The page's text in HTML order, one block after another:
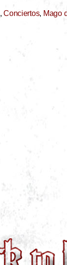
,Conciertos, Mago